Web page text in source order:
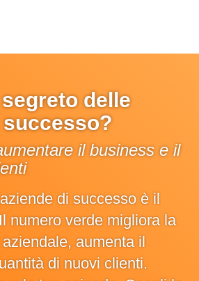
delle
il business e il
di successo è il
numero verde migliora la
aumenta il
di nuovi clienti.